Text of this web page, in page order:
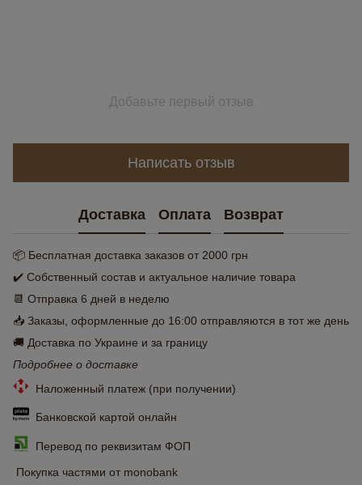
Добавьте первый отзыв
Написать отзыв
Доставка Оплата Возврат
📦 Бесплатная доставка заказов от 2000 грн
✔️ Собственный состав и актуальное наличие товара
📆 Отправка 6 дней в неделю
📥 Заказы, оформленные до 16:00 отправляются в тот же день
🚚 Доставка по Украине и за границу
Подробнее о доставке
Наложенный платеж (при получении)
Банковской картой онлайн
Перевод по реквизитам ФОП
Покупка частями от monobank